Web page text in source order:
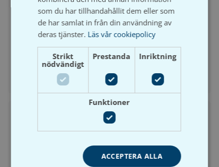
Press-Övergång –
Lekande Rak
Artikelnummer: P2307015034
Lev. artikelnummer/RSK-
nummer:
Visa produkt
Minipress Typ M
Artikelnummer: P1940112
Lev. artikelnummer/RSK-
nummer:
Visa produkt
som du har tillhandahållit dem eller som
de har samlat in från din användning av
deras tjänster. Läs vår cookiepolicy
Strikt
nödvändigt
Prestanda Inriktning
Funktioner
ACCEPTERA ALLA